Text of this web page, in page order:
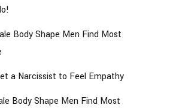
Body Shape Men Find Most
a Narcissist to Feel Empathy
Body Shape Men Find Most